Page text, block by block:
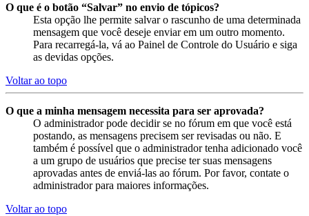
O que é o botão “Salvar” no envio de tópicos?
Esta opção lhe permite salvar o rascunho de uma determinada
mensagem que você deseje enviar em um outro momento.
Para recarregá-la, vá ao Painel de Controle do Usuário e siga
as devidas opções.
Voltar ao topo
O que a minha mensagem necessita para ser aprovada?
O administrador pode decidir se no fórum em que você está
postando, as mensagens precisem ser revisadas ou não. E
também é possível que o administrador tenha adicionado você
a um grupo de usuários que precise ter suas mensagens
aprovadas antes de enviá-las ao fórum. Por favor, contate o
administrador para maiores informações.
Voltar ao topo